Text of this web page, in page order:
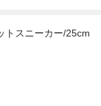
トスニーカー/25cm